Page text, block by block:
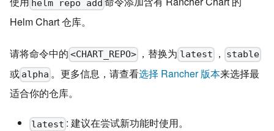
helm repo add
Helm Chart 仓库。
请将命令中的 <CHART_REPO> ，替换为 latest ， stable
或 alpha 。更多信息，请查看选择 Rancher 版本来选择最
适合你的仓库。
latest : 建议在尝试新功能时使用。